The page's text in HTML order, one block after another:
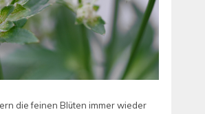
die feinen Blüten immer wieder